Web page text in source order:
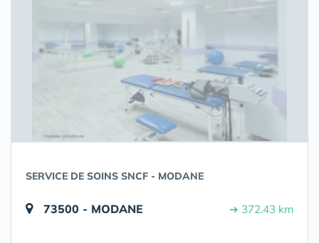
SERVICE DE SOINS SNCF - MODANE
73500 - MODANE ➔ 372.43 km